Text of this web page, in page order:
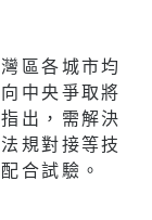
區各城市均
中央爭取將
出，需解決
規對接等技
合試驗。